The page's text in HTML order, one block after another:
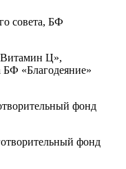
совета, БФ
Ц»,
БФ «Благодеяние»
фонд
фонд